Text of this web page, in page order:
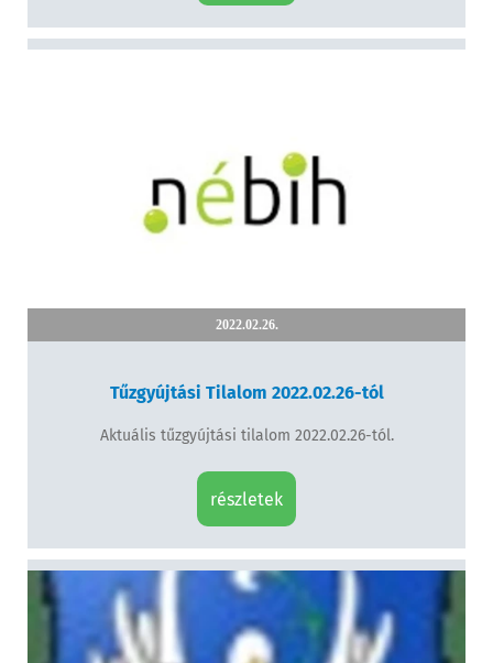
2022.02.26.
Tűzgyújtási Tilalom 2022.02.26-tól
Aktuális tűzgyújtási tilalom 2022.02.26-tól.
részletek